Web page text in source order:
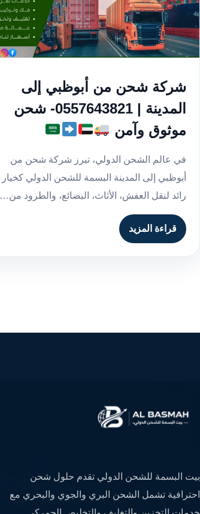
شركة شحن من أبوظبي إلى
المدينة | 0557643821- شحن
موثوق وآمن
في عالم الشحن الدولي، تبرز شركة شحن من
أبوظبي إلى المدينة البسمة للشحن الدولي كخيار
رائد لنقل العفش، الأثاث، البضائع، والطرود من…
قراءة المزيد
بيت البسمة للشحن الدولي تقدم حلول شحن
احترافية تشمل الشحن البري والجوي والبحري مع